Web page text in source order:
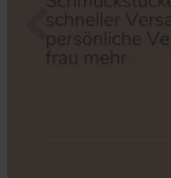
Zurück